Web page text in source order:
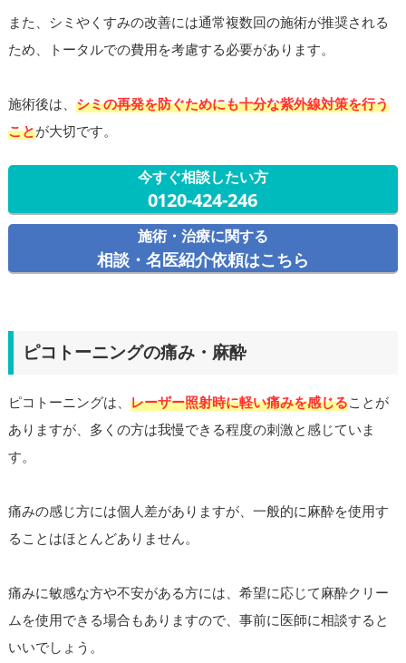
また、シミやくすみの改善には通常複数回の施術が推奨される
ため、トータルでの費用を考慮する必要があります。
施術後は、 シミの再発を防ぐためにも十分な紫外線対策を行う
ことが大切です。
今すぐ相談したい方
0120-424-246
施術・治療に関する
相談・名医紹介依頼はこちら
ピコトーニングの痛み・麻酔
ピコトーニングは、 レーザー照射時に軽い痛みを感じることが
ありますが、多くの方は我慢できる程度の刺激と感じていま
す。
痛みの感じ方には個人差がありますが、一般的に麻酔を使用す
ることはほとんどありません。
痛みに敏感な方や不安がある方には、希望に応じて麻酔クリー
ムを使用できる場合もありますので、事前に医師に相談すると
いいでしょう。